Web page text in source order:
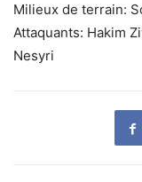
Milieux de terrain:
Attaquants: Hakim
Nesyri